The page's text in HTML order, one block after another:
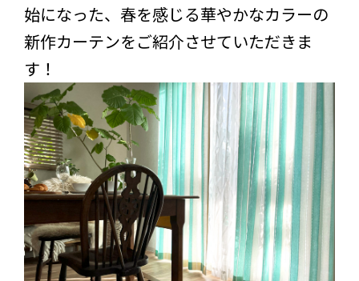
始になった、春を感じる華やかなカラーの
新作カーテンをご紹介させていただきま
す！